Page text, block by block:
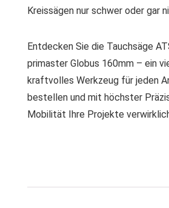
Kreissägen nur schwer oder gar
Entdecken Sie die Tauchsäge
primaster Globus 160mm – ein
kraftvolles Werkzeug für jeden
bestellen und mit höchster
Mobilität Ihre Projekte